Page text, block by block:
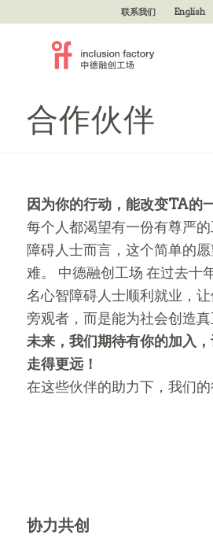
联系我们 English
Please set a mobile device
this video in your
合作伙伴
因为你的行动，能改变TA的一
每个人都渴望有一份有尊严
障碍人士而言，这个简单的
难。 中德融创工场 在过去十
名心智障碍人士顺利就业，
旁观者，而是能为社会创造真
未来，我们期待有你的加入，
走得更远！
在这些伙伴的助力下，我们的
协力共创